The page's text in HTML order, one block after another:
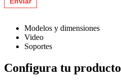
Modelos y dimensiones
Video
Soportes
Configura tu producto